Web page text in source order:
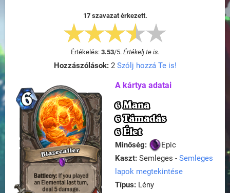
17 szavazat érkezett.
Értékelés: 3.53/5. Értékelj te is.
Hozzászólások:2 Szólj hozzá Te is!
A kártya adatai
6 Mana
6 Támadás
6 Élet
Minőség:
Epic
Kaszt: Semleges - Semleges
lapok megtekintése
Típus: Lény